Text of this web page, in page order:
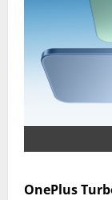
OnePlus